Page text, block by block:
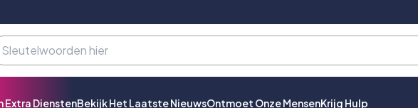
Extra DienstenBekijk Het Laatste NieuwsOntmoet Onze MensenKrijg Hulp